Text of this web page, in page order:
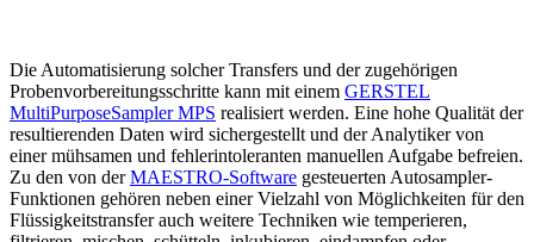
Die Automatisierung solcher Transfers und der zugehörigen
Probenvorbereitungsschritte kann mit einem GERSTEL
MultiPurposeSampler MPS realisiert werden. Eine hohe Qualität der
resultierenden Daten wird sichergestellt und der Analytiker von
einer mühsamen und fehlerintoleranten manuellen Aufgabe befreien.
Zu den von derMAESTRO-Software gesteuerten Autosampler-
Funktionen gehören neben einer Vielzahl von Möglichkeiten für den
Flüssigkeitstransfer auch weitere Techniken wie temperieren,